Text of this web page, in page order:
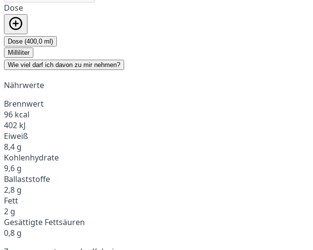
Dose
Dose (400,0 ml)
Milliliter
Wie viel darf ich davon zu mir nehmen?
Nährwerte
Brennwert
96 kcal
402 kJ
Eiweiß
8,4 g
Kohlenhydrate
9,6 g
Ballaststoffe
2,8 g
Fett
2 g
Gesättigte Fettsäuren
0,8 g